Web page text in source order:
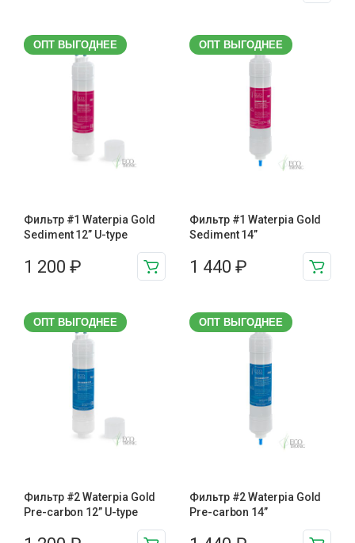
ОПТ ВЫГОДНЕЕ
Фильтр #1 Waterpia Gold
Sediment 12” U-type
1 200 ₽
ОПТ ВЫГОДНЕЕ
Фильтр #1 Waterpia Gold
Sediment 14”
1 440 ₽
ОПТ ВЫГОДНЕЕ
Фильтр #2 Waterpia Gold
Pre-carbon 12” U-type
ОПТ ВЫГОДНЕЕ
Фильтр #2 Waterpia Gold
Pre-carbon 14”